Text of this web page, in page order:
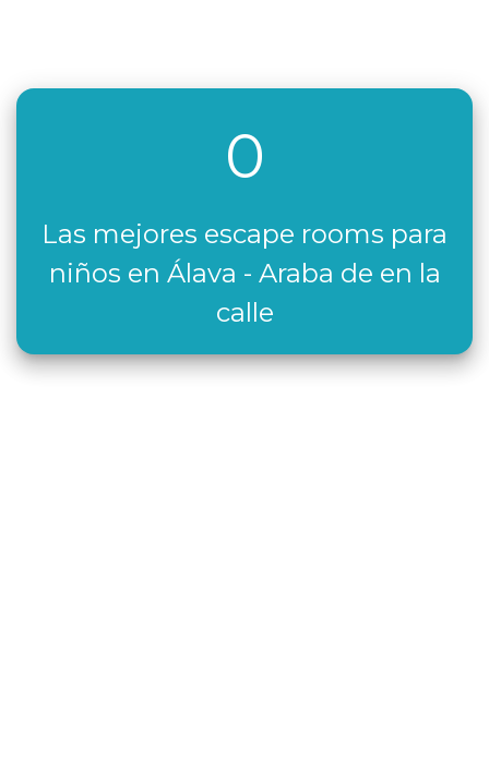
0
Las mejores escape rooms para
niños en Álava - Araba de en la
calle